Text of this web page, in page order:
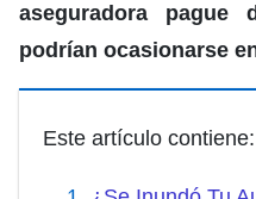
aseguradora pague
podrían ocasionarse
Este artículo contiene: